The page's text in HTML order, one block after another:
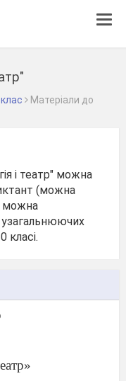
Матеріали до
і театр" можна
(можна
можна
узагальнюючих
класі.